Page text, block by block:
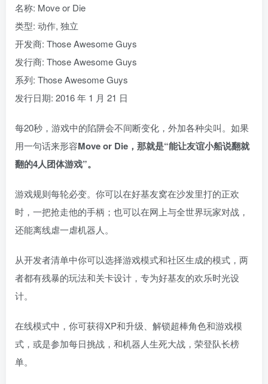
名称: Move or Die
类型: 动作, 独立
开发商: Those Awesome Guys
发行商: Those Awesome Guys
系列: Those Awesome Guys
发行日期: 2016 年 1 月 21 日
每20秒，游戏中的陷阱会不间断变化，外加各种尖叫。如果
用一句话来形容Move or Die，那就是“能让友谊小船说翻就
翻的4人团体游戏”。
游戏规则每轮必变。你可以在好基友窝在沙发里打的正欢
时，一把抢走他的手柄；也可以在网上与全世界玩家对战，
还能离线虐一虐机器人。
从开发者清单中你可以选择游戏模式和社区生成的模式，两
者都有残暴的玩法和关卡设计，专为好基友的欢乐时光设
计。
在线模式中，你可获得XP和升级、解锁超棒角色和游戏模
式，或是参加每日挑战，和机器人生死大战，荣登队长榜
单。